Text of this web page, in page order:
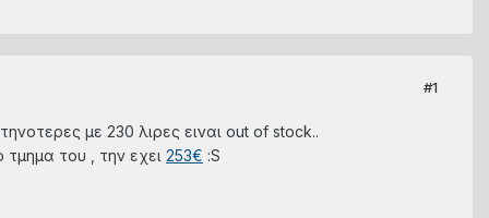
#1
με 230 λιρες ειναι out of stock..
τμημα του , την εχει 253€ :S